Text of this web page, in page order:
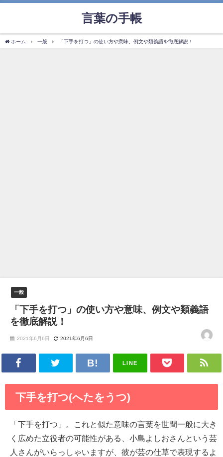
言葉の手帳
ホーム 一般 「下手を打つ」の使い方や意味、例文や類義語を徹底解説！
一般
「下手を打つ」の使い方や意味、例文や類義語
を徹底解説！
2021年6月6日 2021年6月6日
LINE
下手を打つ(へたをうつ)
「下手を打つ」。これと似た意味の言葉を世間一般に大き
く広めた立役者の可能性がある、小島よしおさんという芸
人さんがいらっしゃいますが、彼が芸の仕草で表現するよ